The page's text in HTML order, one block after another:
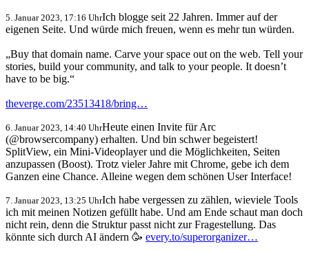
5. Januar 2023, 17:16 UhrIch blogge seit 22 Jahren. Immer auf der
eigenen Seite. Und würde mich freuen, wenn es mehr tun würden.
„Buy that domain name. Carve your space out on the web. Tell your
stories, build your community, and talk to your people. It doesn’t
have to be big.“
theverge.com/23513418/bring…
6. Januar 2023, 14:40 UhrHeute einen Invite für Arc
(@browsercompany) erhalten. Und bin schwer begeistert!
SplitView, ein Mini-Videoplayer und die Möglichkeiten, Seiten
anzupassen (Boost). Trotz vieler Jahre mit Chrome, gebe ich dem
Ganzen eine Chance. Alleine wegen dem schönen User Interface!
7. Januar 2023, 13:25 UhrIch habe vergessen zu zählen, wieviele Tools
ich mit meinen Notizen gefüllt habe. Und am Ende schaut man doch
nicht rein, denn die Struktur passt nicht zur Fragestellung. Das
könnte sich durch AI ändern 🥳 every.to/superorganizer…